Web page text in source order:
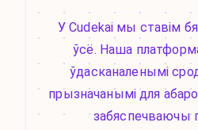
У Cudekai мы ставім
ўсё. Наша
ўдасканаленымі
прызначанымі для
забяспечваючы